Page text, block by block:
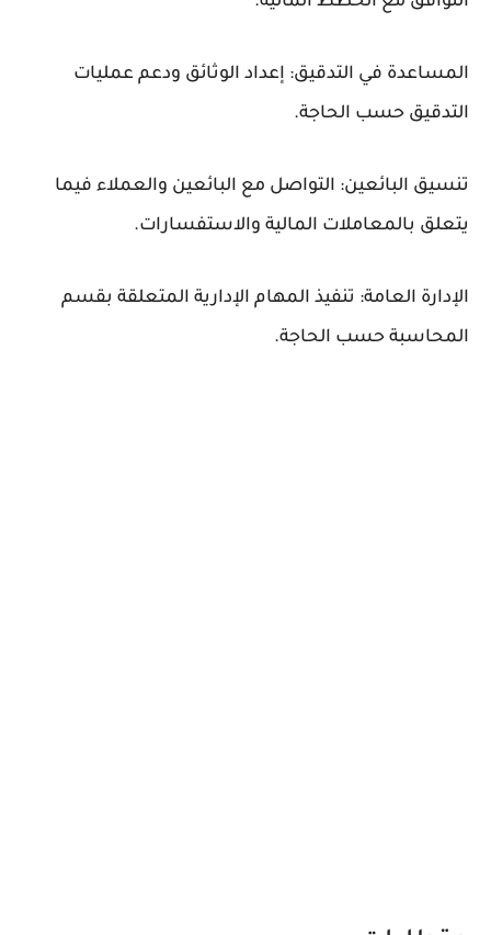
المساعدة في التدقيق: إعداد الوثائق ودعم عمليات
التدقيق حسب الحاجة.
تنسيق البائعين: التواصل مع البائعين والعملاء فيما
يتعلق بالمعاملات المالية والاستفسارات.
الإدارة العامة: تنفيذ المهام الإدارية المتعلقة بقسم
المحاسبة حسب الحاجة.